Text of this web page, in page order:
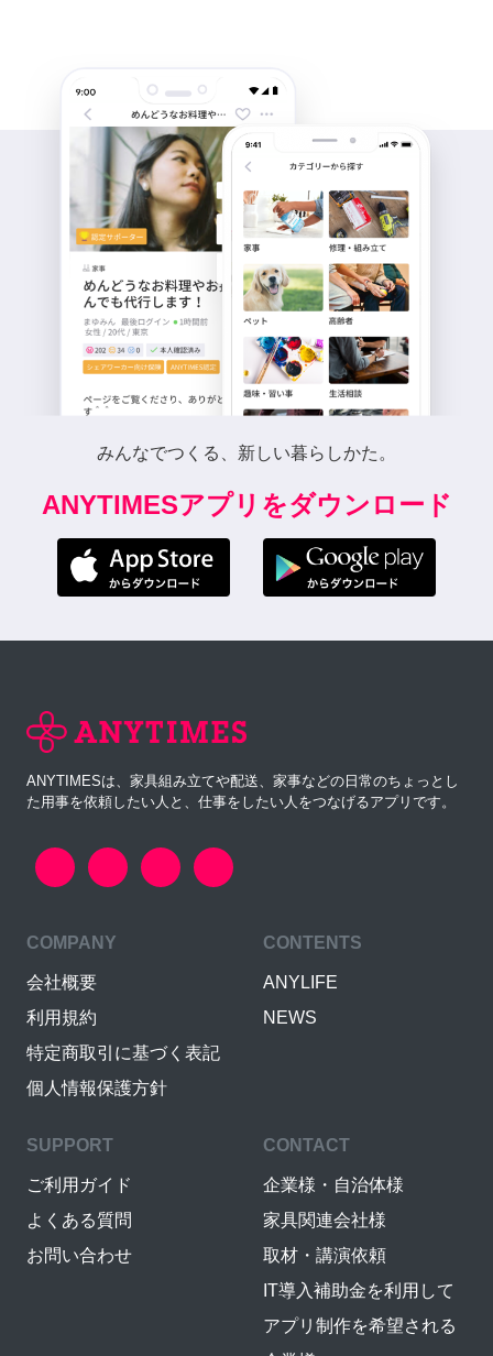
みんなでつくる、新しい暮らしかた。
ANYTIMESアプリをダウンロード
ANYTIMESは、家具組み立てや配送、家事などの日常のちょっとし
た用事を依頼したい人と、仕事をしたい人をつなげるアプリです。
COMPANY
会社概要
利用規約
特定商取引に基づく表記
個人情報保護方針
CONTENTS
ANYLIFE
NEWS
SUPPORT
ご利用ガイド
よくある質問
お問い合わせ
CONTACT
企業様・自治体様
家具関連会社様
取材・講演依頼
IT導入補助金を利用して
アプリ制作を希望される